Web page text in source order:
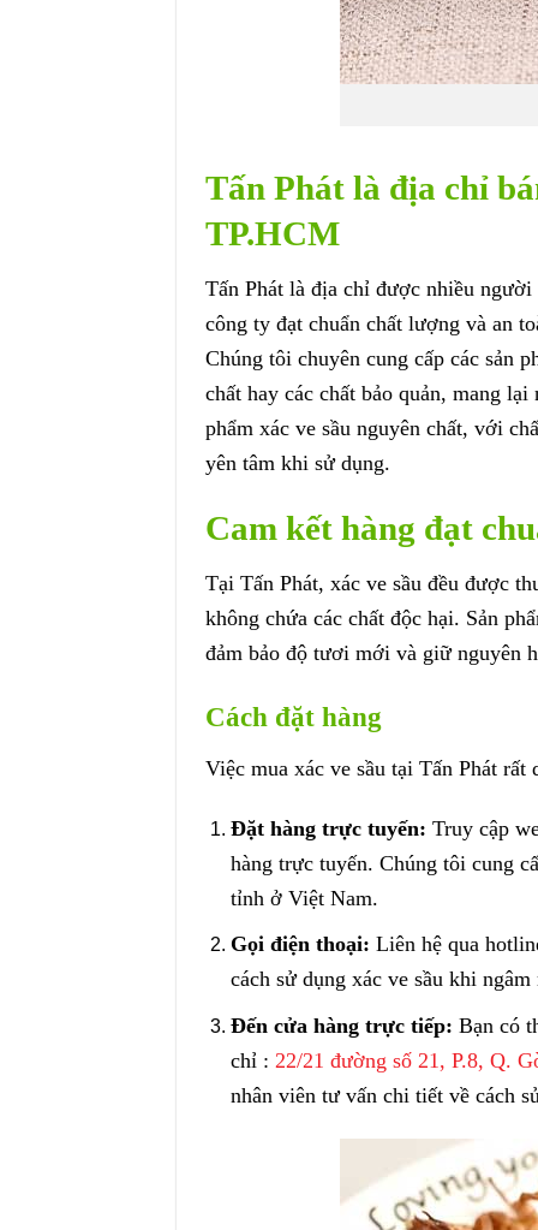
Tấn Phát là địa chỉ
TP.HCM
Tấn Phát là địa chỉ được nhiều người
công ty đạt chuẩn chất lượng và an
Chúng tôi chuyên cung cấp các sản
chất hay các chất bảo quản, mang
phẩm xác ve sầu nguyên chất, với
yên tâm khi sử dụng.
Cam kết hàng đạt
Tại Tấn Phát, xác ve sầu đều được
không chứa các chất độc hại. Sản
đảm bảo độ tươi mới và giữ nguyên
Cách đặt hàng
Việc mua xác ve sầu tại Tấn Phát rất
Đặt hàng trực tuyến: Truy cập
hàng trực tuyến. Chúng tôi cung
tỉnh ở Việt Nam.
Gọi điện thoại: Liên hệ qua
cách sử dụng xác ve sầu khi
Đến cửa hàng trực tiếp: Bạn có
chỉ : 22/21 đường số 21, P.8, Q.
nhân viên tư vấn chi tiết về cách